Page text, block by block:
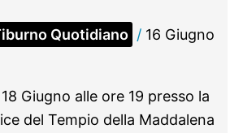
Quotidiano / 16 Giugno
Giugno alle ore 19 presso la
del Tempio della Maddalena